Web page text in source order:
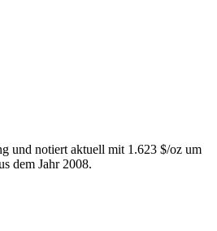
und notiert aktuell mit 1.623 $/oz um
dem Jahr 2008.